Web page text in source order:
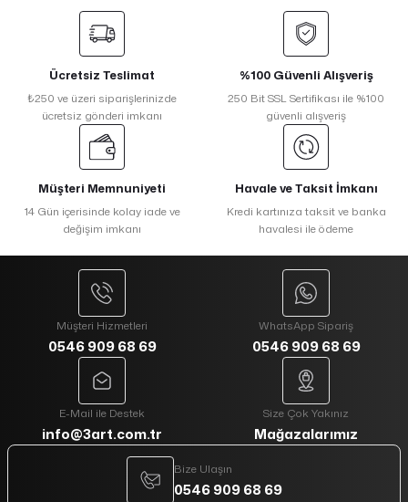
Ücretsiz Teslimat
₺250 ve üzeri siparişlerinizde
ücretsiz gönderi imkanı
%100 Güvenli Alışveriş
250 Bit SSL Sertifikası ile %100
güvenli alışveriş
Müşteri Memnuniyeti
14 Gün içerisinde kolay iade ve
değişim imkanı
Havale ve Taksit İmkanı
Kredi kartınıza taksit ve banka
havalesi ile ödeme
Müşteri Hizmetleri
0546 909 68 69
WhatsApp Sipariş
0546 909 68 69
E-Mail ile Destek
info@3art.com.tr
Size Çok Yakınız
Mağazalarımız
Bize Ulaşın
0546 909 68 69